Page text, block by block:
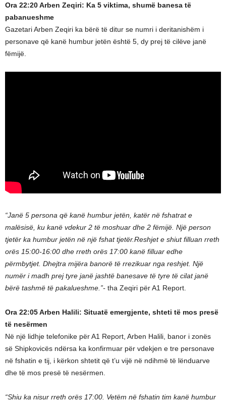
Ora 22:20 Arben Zeqiri: Ka 5 viktima, shumë banesa të
pabanueshme
Gazetari Arben Zeqiri ka bërë të ditur se numri i deritanishëm i
personave që kanë humbur jetën është 5, dy prej të cilëve janë
fëmijë.
“Janë 5 persona që kanë humbur jetën, katër në fshatrat e
malësisë, ku kanë vdekur 2 të moshuar dhe 2 fëmijë. Një person
tjetër ka humbur jetën në një fshat tjetër.Reshjet e shiut filluan rreth
orës 15:00-16:00 dhe rreth orës 17:00 kanë filluar edhe
përmbytjet. Dhejtra mijëra banorë të rrezikuar nga reshjet. Një
numër i madh prej tyre janë jashtë banesave të tyre të cilat janë
bërë tashmë të pakalueshme.”- tha Zeqiri për A1 Report.
Ora 22:05 Arben Halili: Situatë emergjente, shteti të mos presë
të nesërmen
Në një lidhje telefonike për A1 Report, Arben Halili, banor i zonës
së Shipkovicës ndërsa ka konfirmuar për vdekjen e tre personave
në fshatin e tij, i kërkon shtetit që t’u vijë në ndihmë të lënduarve
dhe të mos presë të nesërmen.
“Shiu ka nisur rreth orës 17:00. Vetëm në fshatin tim kanë humbur